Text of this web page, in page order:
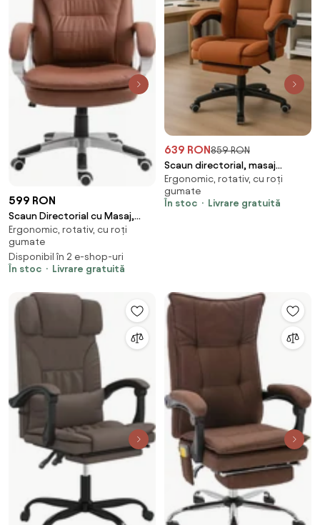
599 RON
Scaun Directorial cu Masaj,
Telecomanda, Piele Ecologica,
SIB 7304M, Maro
Ergonomic, rotativ, cu roți
gumate
Disponibil în 2 e-shop-uri
În stoc
Livrare gratuită
639 RON859 RON
Scaun directorial, masaj
lombar, spatar rabatabil,
suport pentru picioare,
material textil premium, Maro
Ergonomic, rotativ, cu roți
gumate
În stoc
Livrare gratuită